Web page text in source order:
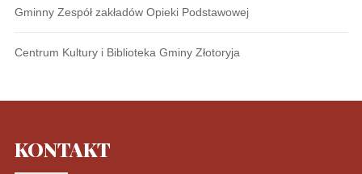
Gminny Zespół zakładów Opieki Podstawowej
Centrum Kultury i Biblioteka Gminy Złotoryja
KONTAKT